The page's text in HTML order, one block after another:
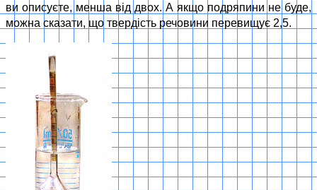
ви описуєте, менша від двох. А якщо подряпини не буде,
можна сказати, що твердість речовини перевищує 2,5.